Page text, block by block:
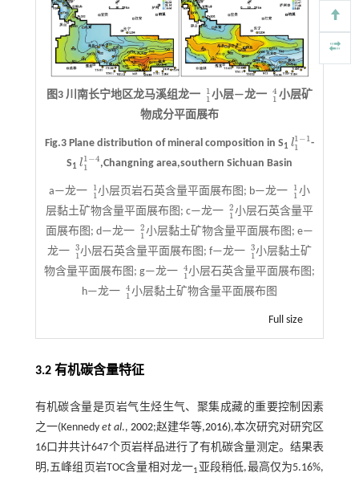
图3 川南长宁地区龙马溪组龙一 1
111
小层—龙一 4
11 4
小层矿
物成分平面展布
Fig.3 Plane distribution of mineral composition in S1 l1−1
1
l1 -1-
S1 l1−4
1
l1 4,Changning area,southern Sichuan Basin
a—龙一 1
111
小层页岩石英含量平面展布图; b—龙一 1
111
小
层黏土矿物含量平面展布图; c—龙一 2
1
12
小层石英含量平
面展布图; d—龙一 2
1
12
小层黏土矿物含量平面展布图; e—
龙一 3
1
13
小层石英含量平面展布图; f—龙一 3
1
13
小层黏土矿
物含量平面展布图; g—龙一 4
114
小层石英含量平面展布图;
h—龙一 4
114
小层黏土矿物含量平面展布图
Full size
3.2 有机碳含量特征
有机碳含量是页岩气生烃生气、聚集成藏的重要控制因素
之一(Kennedy et al.,2002;赵建华等,2016),本次研究对研究区
16口井共计647个页岩样品进行了有机碳含量测定。结果表
明,五峰组页岩TOC含量相对龙一1亚段稍低,最高仅为5.16%,